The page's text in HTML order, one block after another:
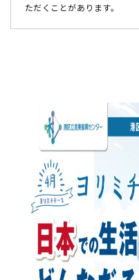
ただくことがあります。